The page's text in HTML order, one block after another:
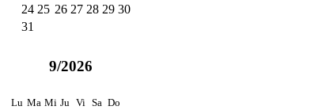
24 25 26 27 28 29 30
31
9/2026
Lu Ma Mi Ju Vi Sa Do